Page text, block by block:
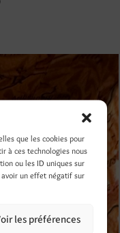
que les cookies pour
à ces technologies nous
ou les ID uniques sur
un effet négatif sur
les préférences